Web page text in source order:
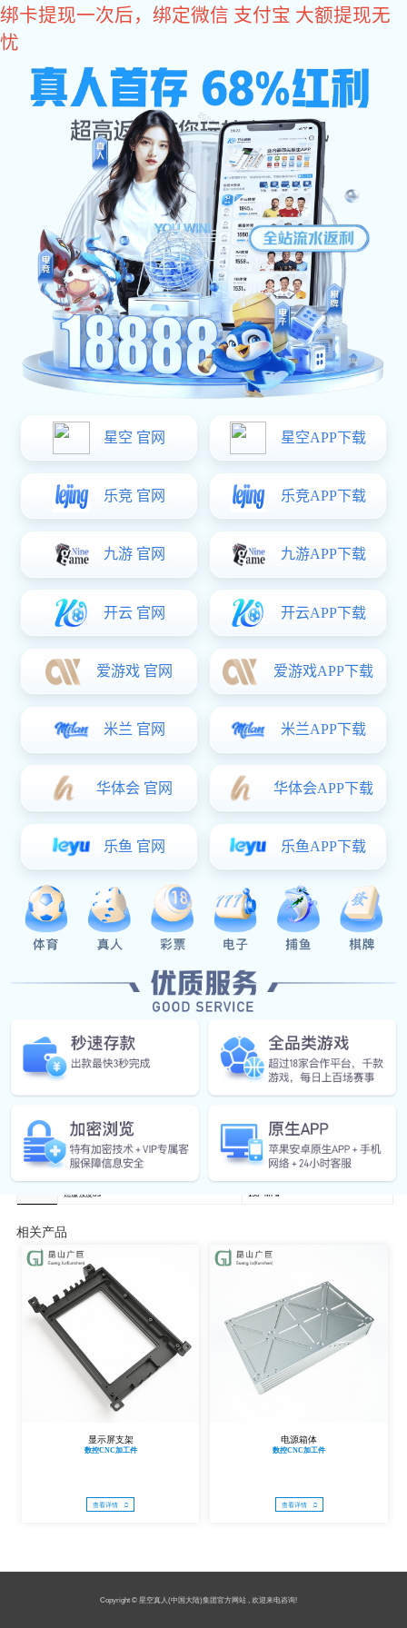
星空真人
产品中心
星空真人/产品中心/精密电子电器零部件
音响支架
Share :
星空真人: 星空真人: 星空真人: 星空真人:
名称 音响支架
材料信息
SPCC T=1.6mm
断后伸长率δ/5 ≥40%
屈服强度σs 198 MPa
相关产品
显示屏支架
数控CNC加工件
查看详情
电源箱体
数控CNC加工件
查看详情
Copyright © 星空真人(中国大陆)集团官方网站 , 欢迎来电咨询!